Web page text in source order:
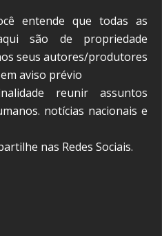
entende que todas as
são de propriedade
seus autores/produtores
aviso prévio
reunir assuntos
notícias nacionais e
nas Redes Sociais.